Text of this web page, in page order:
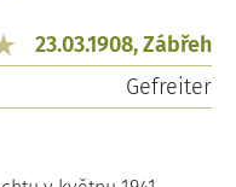
23.03.1908, Zábřeh
Gefreiter